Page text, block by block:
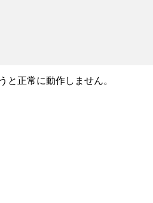
と正常に動作しません。